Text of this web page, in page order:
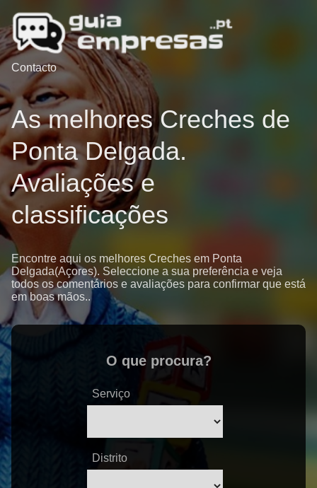
Contacto
As melhores Creches de
Ponta Delgada.
Avaliações e
classificações
Encontre aqui os melhores Creches em Ponta
Delgada(Açores). Seleccione a sua preferência e veja
todos os comentários e avaliações para confirmar que está
em boas mãos..
O que procura?
Serviço
Distrito